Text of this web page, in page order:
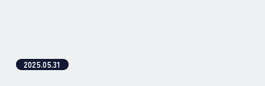
2025.05.31